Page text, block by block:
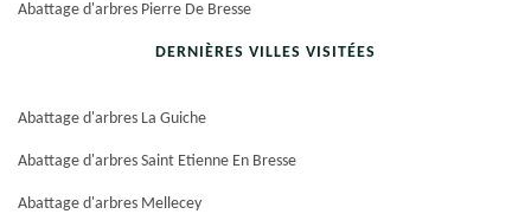
Abattage d'arbres Pierre De Bresse
DERNIÈRES VILLES VISITÉES
Abattage d'arbres La Guiche
Abattage d'arbres Saint Etienne En Bresse
Abattage d'arbres Mellecey